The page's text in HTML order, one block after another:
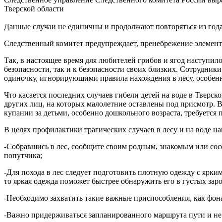
Тверской области
Данные случаи не единичны и продолжают повторяться из
Следственный комитет предупреждает, пренебрежение
Так, в настоящее время для любителей грибов и ягод
безопасности, так и к безопасности своих близких.
одиночку, игнорирующими правила нахождения в лесу,
Что касается последних случаев гибели детей на воде в
других лиц, на которых малолетние оставлены под присмотр.
купании за детьми, особенно дошкольного возраста,
В целях профилактики трагических случаев в лесу и на воде
-Собравшись в лес, сообщите своим родным, знакомым или
попутчика;
-Для похода в лес следует подготовить плотную одежду с
то яркая одежда поможет быстрее обнаружить его в густых
-Необходимо захватить такие важные приспособления, как
-Важно придерживаться запланированного маршрута пути и не